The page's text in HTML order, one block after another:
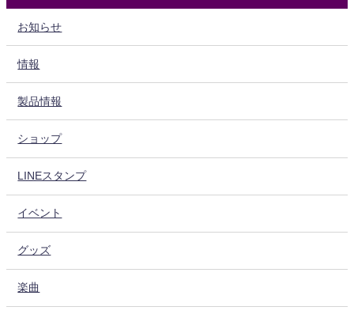
お知らせ
情報
製品情報
ショップ
LINEスタンプ
イベント
グッズ
楽曲